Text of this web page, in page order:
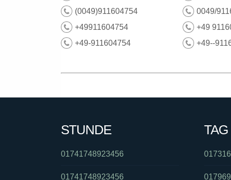
(0049)911604754
0049/
+49911604754
+49
+49-911604754
+49--
STUNDE
01741748923456
01741748923456
TAG